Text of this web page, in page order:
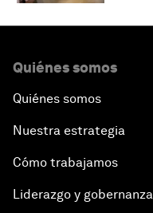
Quiénes somos
Quiénes somos
Nuestra estrategia
Cómo trabajamos
Liderazgo y gobernanza